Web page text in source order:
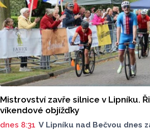
Mistrovství zavře silnice v Lipníku.
víkendové objížďky
dnes 8:31 V Lipníku nad Bečvou dnes